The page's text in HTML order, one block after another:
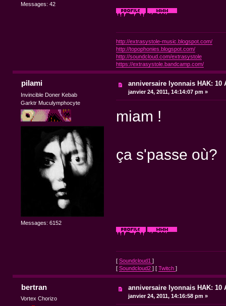
Messages: 42
http://extrasystole-music.blogspot.com/
http://topophonies.blogspot.com/
http://soundcloud.com/extrasystole
https://extrasystole.bandcamp.com/
pilami
Invincible Doner Kebab
Garktr Muculymphocyte
Messages: 6152
anniversaire lyonnais HAK: 10
janvier 24, 2011, 14:14:07 pm »
miam !
ça s'passe où?
[ Soundcloud1 ]
[ Soundcloud2 ] [ Twitch ]
bertran
Vortex Chorizo
anniversaire lyonnais HAK: 10
janvier 24, 2011, 14:16:58 pm »